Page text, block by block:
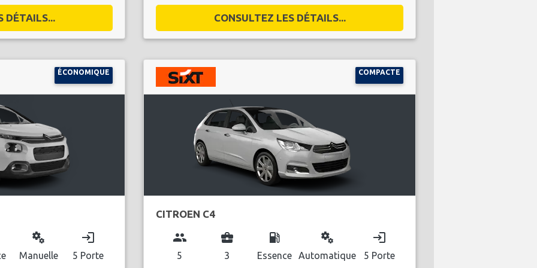
DÉTAILS... CONSULTEZ LES DÉTAILS...
ÉCONOMIQUE
miscellaneous_services
Manuelle
login
5 Porte
COMPACTE
CITROEN C4
group
5
business_center
3
local_gas_station
Essence
miscellaneous_services
Automatique
login
5 Porte